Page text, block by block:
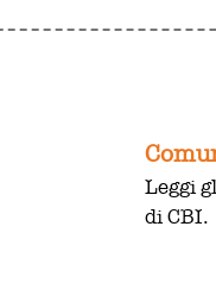
Leggi
di CBI.